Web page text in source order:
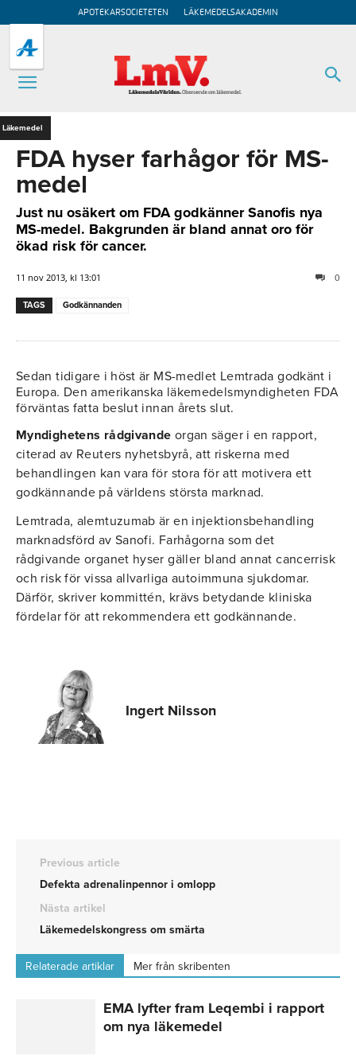
APOTEKARSOCIETETEN LÄKEMEDELSAKADEMIN
Läkemedel
FDA hyser farhågor för MS-
medel
Just nu osäkert om FDA godkänner Sanofis nya
MS-medel. Bakgrunden är bland annat oro för
ökad risk för cancer.
11 nov 2013, kl 13:01 0
TAGS Godkännanden
Sedan tidigare i höst är MS-medlet Lemtrada godkänt i
Europa. Den amerikanska läkemedelsmyndigheten FDA
förväntas fatta beslut innan årets slut.
Myndighetens rådgivande organ säger i en rapport,
citerad av Reuters nyhetsbyrå, att riskerna med
behandlingen kan vara för stora för att motivera ett
godkännande på världens största marknad.
Lemtrada, alemtuzumab är en injektionsbehandling
marknadsförd av Sanofi. Farhågorna som det
rådgivande organet hyser gäller bland annat cancerrisk
och risk för vissa allvarliga autoimmuna sjukdomar.
Därför, skriver kommittén, krävs betydande kliniska
fördelar för att rekommendera ett godkännande.
Ingert Nilsson
Previous article
Defekta adrenalinpennor i omlopp
Nästa artikel
Läkemedelskongress om smärta
Relaterade artiklar Mer från skribenten
EMA lyfter fram Leqembi i rapport
om nya läkemedel